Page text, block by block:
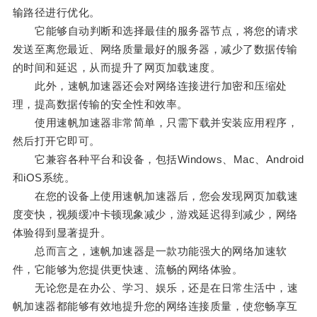
输路径进行优化。
它能够自动判断和选择最佳的服务器节点，将您的请求
发送至离您最近、网络质量最好的服务器，减少了数据传输
的时间和延迟，从而提升了网页加载速度。
此外，速帆加速器还会对网络连接进行加密和压缩处
理，提高数据传输的安全性和效率。
使用速帆加速器非常简单，只需下载并安装应用程序，
然后打开它即可。
它兼容各种平台和设备，包括Windows、Mac、Android
和iOS系统。
在您的设备上使用速帆加速器后，您会发现网页加载速
度变快，视频缓冲卡顿现象减少，游戏延迟得到减少，网络
体验得到显著提升。
总而言之，速帆加速器是一款功能强大的网络加速软
件，它能够为您提供更快速、流畅的网络体验。
无论您是在办公、学习、娱乐，还是在日常生活中，速
帆加速器都能够有效地提升您的网络连接质量，使您畅享互